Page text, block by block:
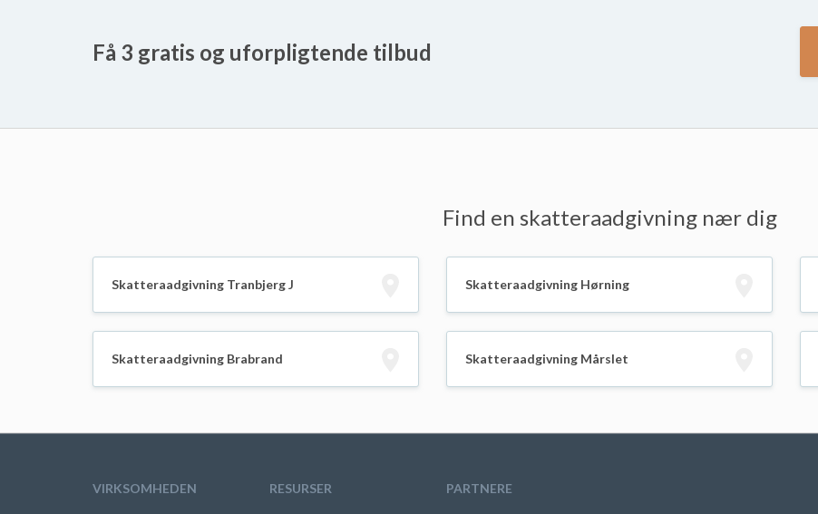
Få 3 gratis og uforpligtende tilbud
Find en skatteraadgivning nær dig
Skatteraadgivning Tranbjerg J Skatteraadgivning Hørning
Skatteraadgivning Brabrand Skatteraadgivning Mårslet
VIRKSOMHEDEN RESURSER PARTNERE